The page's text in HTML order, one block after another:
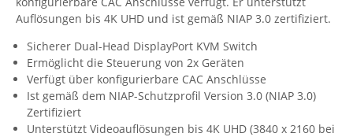
Guntermann & Drunck
High Sec Labs
HW group
Icron
IEC Lock
Auflösungen bis 4K UHD und ist gemäß NIAP 3.0 zertifiziert.
Sicherer Dual-Head DisplayPort KVM Switch
Ermöglicht die Steuerung von 2x Geräten
Verfügt über konfigurierbare CAC Anschlüsse
Ist gemäß dem NIAP-Schutzprofil Version 3.0 (NIAP 3.0)
Zertifiziert
Unterstützt Videoauflösungen bis 4K UHD (3840 x 2160 bei